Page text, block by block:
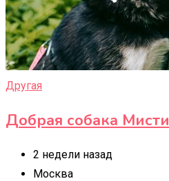
Другая
Добрая собака
2 недели назад
Москва